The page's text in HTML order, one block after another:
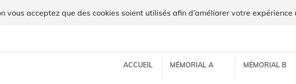
vous acceptez que des cookies soient utilisés afin d’améliorer votre expérience
ACCUEIL MÉMORIAL A MÉMORIAL B